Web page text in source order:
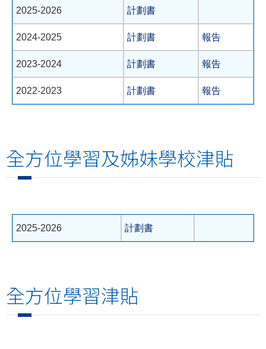
2025-2026 計劃書
2024-2025 計劃書 報告
2023-2024 計劃書 報告
2022-2023 計劃書 報告
全方位學習及姊妹學校津貼
2025-2026 計劃書
全方位學習津貼